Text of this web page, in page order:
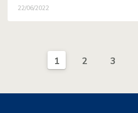
22/06/2022
1 2 3